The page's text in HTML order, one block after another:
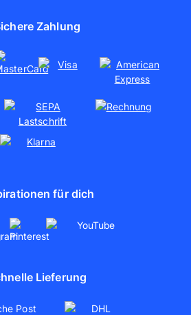
Zahlung
für dich
Lieferung